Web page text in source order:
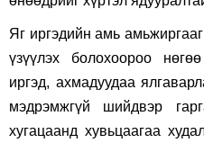
Яг иргэдийн амь
үзүүлэх болохоороо
иргэд, ахмадуудаа
мэдрэмжгүй шийдвэр
хугацаанд хувьцаагаа